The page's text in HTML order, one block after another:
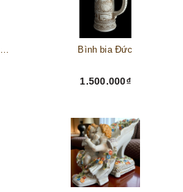
Bộ chuông và cây dập nến đồng Bình bia Đức
1.500.000₫